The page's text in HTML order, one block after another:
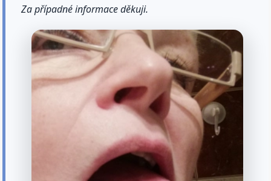
Za případné informace děkuji.